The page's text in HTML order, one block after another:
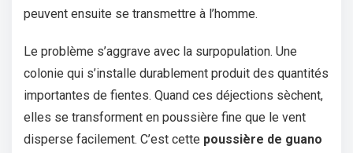
peuvent ensuite se transmettre à l’homme.
Le problème s’aggrave avec la surpopulation. Une
colonie qui s’installe durablement produit des quantités
importantes de fientes. Quand ces déjections sèchent,
elles se transforment en poussière fine que le vent
disperse facilement. C’est cette poussière de guano